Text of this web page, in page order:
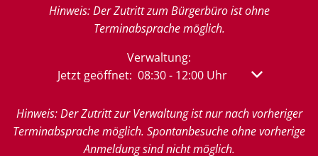
Hinweis: Der Zutritt zum Bürgerbüro ist ohne
Terminabsprache möglich.
Verwaltung:
Klicken, um weitere Öffnungs- oder
Jetzt geöffnet: 08:30- 12:00Uhr Von 08:30
Hinweis: Der Zutritt zur Verwaltung ist nur nach vorheriger
Terminabsprache möglich. Spontanbesuche ohne vorherige
Anmeldung sind nicht möglich.